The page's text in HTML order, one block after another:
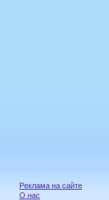
Реклама на сайте
О нас